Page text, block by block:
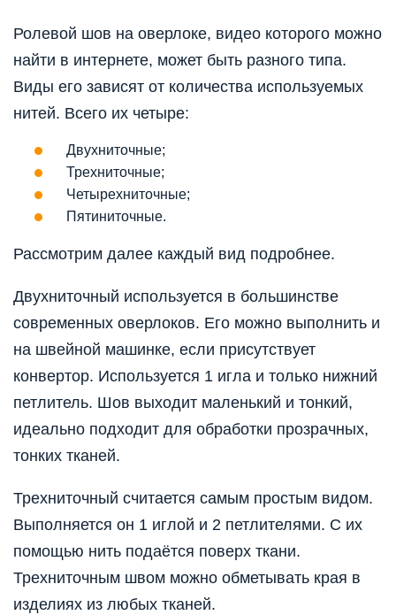
Ролевой шов на оверлоке, видео которого можно
найти в интернете, может быть разного типа.
Виды его зависят от количества используемых
нитей. Всего их четыре:
Двухниточные;
Трехниточные;
Четырехниточные;
Пятиниточные.
Рассмотрим далее каждый вид подробнее.
Двухниточный используется в большинстве
современных оверлоков. Его можно выполнить и
на швейной машинке, если присутствует
конвертор. Используется 1 игла и только нижний
петлитель. Шов выходит маленький и тонкий,
идеально подходит для обработки прозрачных,
тонких тканей.
Трехниточный считается самым простым видом.
Выполняется он 1 иглой и 2 петлителями. С их
помощью нить подаётся поверх ткани.
Трехниточным швом можно обметывать края в
изделиях из любых тканей.